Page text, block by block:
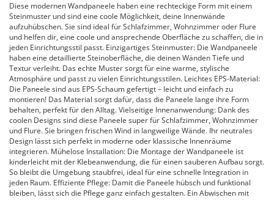
Diese modernen Wandpaneele haben eine rechteckige Form mit einem
Steinmuster und sind eine coole Möglichkeit, deine Innenwände
aufzuhübschen. Sie sind ideal für Schlafzimmer, Wohnzimmer oder Flure
und helfen dir, eine coole und ansprechende Oberfläche zu schaffen, die in
jeden Einrichtungsstil passt. Einzigartiges Steinmuster: Die Wandpaneele
haben eine detaillierte Steinoberfläche, die deinen Wänden Tiefe und
Textur verleiht. Das echte Muster sorgt für eine warme, stylische
Atmosphäre und passt zu vielen Einrichtungsstilen. Leichtes EPS-Material:
Die Paneele sind aus EPS-Schaum gefertigt – leicht und einfach zu
montieren! Das Material sorgt dafür, dass die Paneele lange ihre Form
behalten, perfekt für den Alltag. Vielseitige Innenanwendung: Dank des
coolen Designs sind diese Paneele super für Schlafzimmer, Wohnzimmer
und Flure. Sie bringen frischen Wind in langweilige Wände. Ihr neutrales
Design lässt sich perfekt in moderne oder klassische Innenräume
integrieren. Mühelose Installation: Die Montage der Wandpaneele ist
kinderleicht mit der Klebeanwendung, die für einen sauberen Aufbau sorgt.
So bleibt die Umgebung staubfrei, ideal für eine schnelle Integration in
jeden Raum. Effiziente Pflege: Damit die Paneele hübsch und funktional
bleiben, lässt sich die Pflege ganz einfach gestalten. Ein Abwischen mit